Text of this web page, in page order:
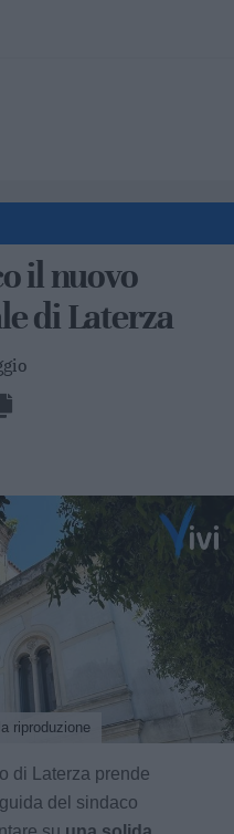
il nuovo
di Laterza
riproduzione
di Laterza prende
del sindaco